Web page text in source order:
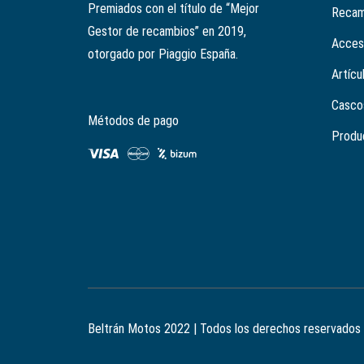
Premiados con el título de “Mejor
Gestor de recambios” en 2019,
otorgado por Piaggio España.
Métodos de pago
Beltrán Motos 2022 | Todos los derechos reservados